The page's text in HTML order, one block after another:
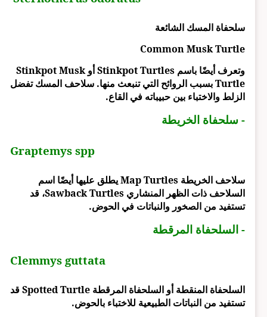
سلحفاة المسك الشائعة
Common Musk Turtle
وتعرف أيضًا باسم Stinkpot Turtles أو Stinkpot Musk
Turtle بسبب الروائح التي تنبعث منها. سلاحف المسك تفضل
الزلط والاختباء بين حبيباته في القاع.
- سلحفاة الخريطة
Graptemys spp
سلاحف الخريطة Map Turtles يطلق عليها أيضًا اسم
السلاحف ذات الظهر المنشاري Sawback Turtles، قد
تستفيد من الصخور والنباتات في الحوض.
- السلحفاة المرقطة
Clemmys guttata
السلحفاة المنقطة أو السلحفاة المرقطة Spotted Turtle قد
تستفيد من النباتات الطبيعية للاختباء بالحوض.